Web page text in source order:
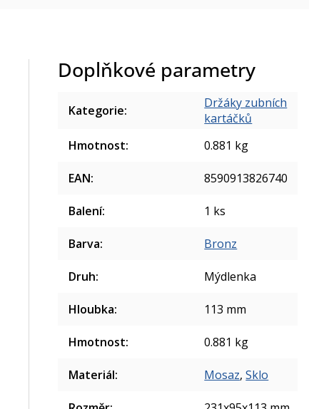
Doplňkové parametry
Kategorie:
Držáky zubních
kartáčků
Hmotnost: 0.881 kg
EAN: 8590913826740
Balení: 1 ks
Barva: Bronz
Druh: Mýdlenka
Hloubka: 113 mm
Hmotnost: 0.881 kg
Materiál: Mosaz,Sklo